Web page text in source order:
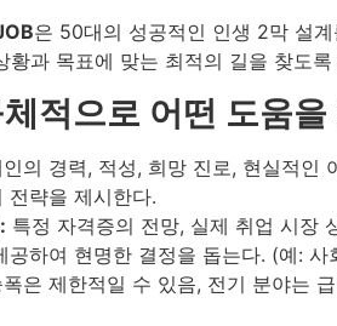
은 50대의 성공적인 인생 2막 설
황과 목표에 맞는 최적의 길을 찾도
적으로 어떤 도움
인의 경력, 적성, 희망 진로, 현실적인
전략을 제시한다.
특정 자격증의 전망, 실제 취업 시장
공하여 현명한 결정을 돕는다. (예:
은 제한적일 수 있음, 전기 분야는